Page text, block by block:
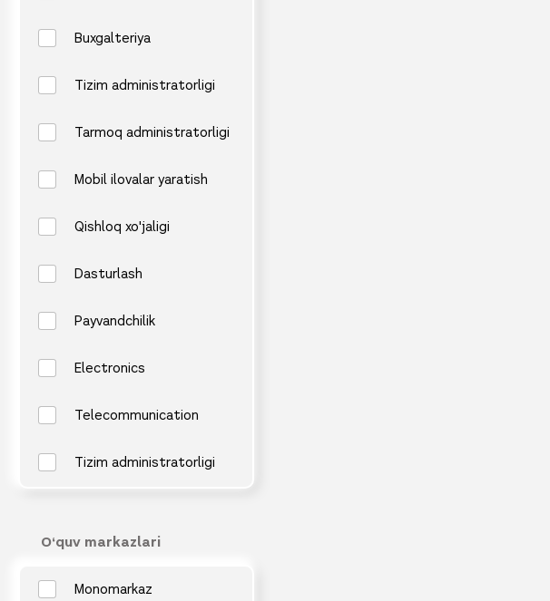
Buxgalteriya
Tizim administratorligi
Tarmoq administratorligi
Mobil ilovalar yaratish
Qishloq xo'jaligi
Dasturlash
Payvandchilik
Electronics
Telecommunication
Tizim administratorligi
O‘quv markazlari
Monomarkaz